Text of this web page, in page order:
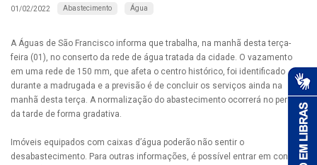
01/02/2022 Abastecimento Água
A Águas de São Francisco informa que trabalha, na manhã desta terça-
feira (01), no conserto da rede de água tratada da cidade. O vazamento
em uma rede de 150 mm, que afeta o centro histórico, foi identificado
durante a madrugada e a previsão é de concluir os serviços ainda na
manhã desta terça. A normalização do abastecimento ocorrerá no período
da tarde de forma gradativa.
Imóveis equipados com caixas d’água poderão não sentir o
desabastecimento. Para outras informações, é possível entrar em contato